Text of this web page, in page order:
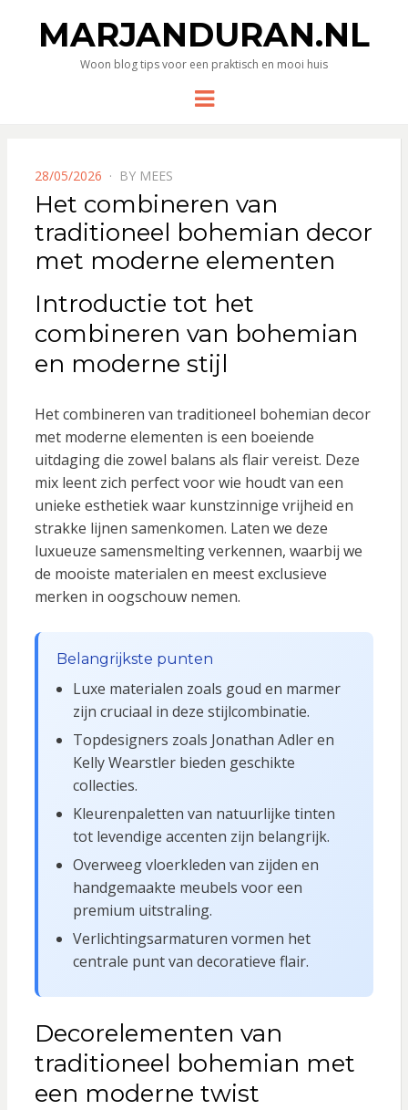
MARJANDURAN.NL
Woon blog tips voor een praktisch en mooi huis
Menu
POSTED
ON
28/05/2026 BY MEES
Het combineren van
traditioneel bohemian decor
met moderne elementen
Introductie tot het
combineren van bohemian
en moderne stijl
Het combineren van traditioneel bohemian decor
met moderne elementen is een boeiende
uitdaging die zowel balans als flair vereist. Deze
mix leent zich perfect voor wie houdt van een
unieke esthetiek waar kunstzinnige vrijheid en
strakke lijnen samenkomen. Laten we deze
luxueuze samensmelting verkennen, waarbij we
de mooiste materialen en meest exclusieve
merken in oogschouw nemen.
Belangrijkste punten
Luxe materialen zoals goud en marmer
zijn cruciaal in deze stijlcombinatie.
Topdesigners zoals Jonathan Adler en
Kelly Wearstler bieden geschikte
collecties.
Kleurenpaletten van natuurlijke tinten
tot levendige accenten zijn belangrijk.
Overweeg vloerkleden van zijden en
handgemaakte meubels voor een
premium uitstraling.
Verlichtingsarmaturen vormen het
centrale punt van decoratieve flair.
Decorelementen van
traditioneel bohemian met
een moderne twist